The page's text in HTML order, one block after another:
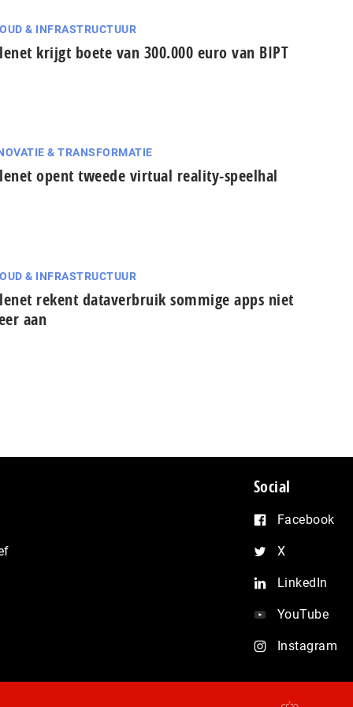
& INFRASTRUCTUUR
krijgt boete van 300.000 euro van BIPT
& TRANSFORMATIE
opent tweede virtual reality-speelhal
& INFRASTRUCTUUR
rekent dataverbruik sommige apps niet
aan
Social
Facebook
X
LinkedIn
YouTube
Instagram